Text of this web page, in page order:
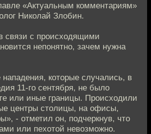
«Актуальным комментариям»
Николай Злобин.
связи с происходящими
непонятно, зачем нужна
которые случались, в
11-го сентября, не было
или иные границы. Происходили
центры столицы, на офисы,
- отметил он, подчеркнув, что
или пехотой невозможно.